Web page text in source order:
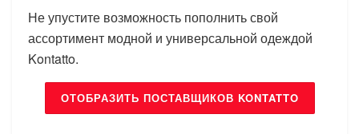
Не упустите возможность пополнить свой
ассортимент модной и универсальной одеждой
Kontatto.
ОТОБРАЗИТЬ ПОСТАВЩИКОВ KONTATTO